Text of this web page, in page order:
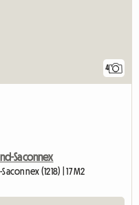
4
Saconnex
(1218) | 17 M2